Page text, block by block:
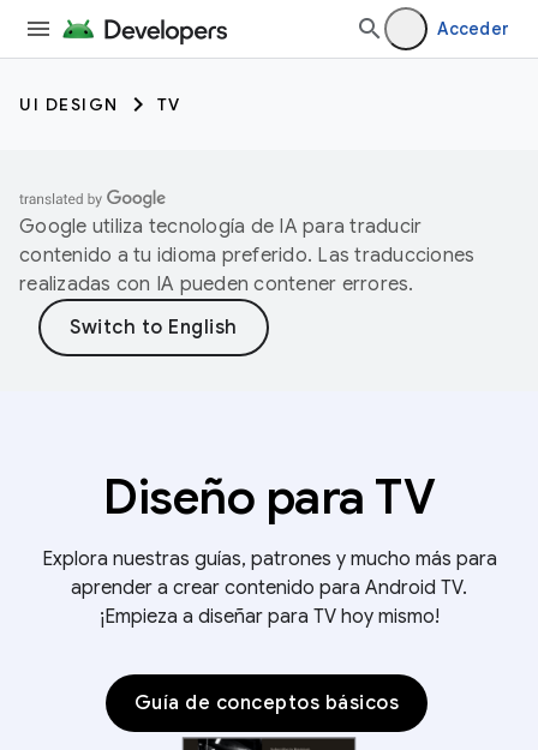
Acceder
UI DESIGN TV
Google utiliza tecnología de IA para traducir
contenido a tu idioma preferido. Las traducciones
realizadas con IA pueden contener errores.
Diseño para TV
Explora nuestras guías, patrones y mucho más para
aprender a crear contenido para Android TV.
¡Empieza a diseñar para TV hoy mismo!
Guía de conceptos básicos